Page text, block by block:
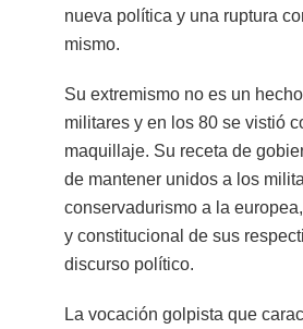
nueva política y una ruptura
mismo.
Su extremismo no es un
militares y en los 80 se vistió
maquillaje. Su receta de
de mantener unidos a los
conservadurismo a la
y constitucional de sus
discurso político.
La vocación golpista que